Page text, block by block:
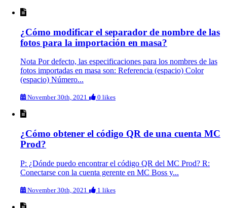
¿Cómo modificar el separador de nombre de las
fotos para la importación en masa?
Nota Por defecto, las especificaciones para los nombres de las
fotos importadas en masa son: Referencia (espacio) Color
(espacio) Número...
November 30th, 2021 0 likes
¿Cómo obtener el código QR de una cuenta MC
Prod?
P: ¿Dónde puedo encontrar el código QR del MC Prod? R:
Conectarse con la cuenta gerente en MC Boss y...
November 30th, 2021 1 likes